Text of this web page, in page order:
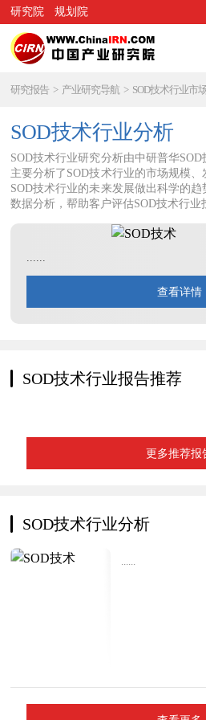
研究院 规划院
研究报告 > 产业研究导航 > SOD技术行业市
SOD技术行业分析
SOD技术行业研究分析由中研普华
主要分析了SOD技术行业的市场规模
SOD技术行业的未来发展做出科学的
数据分析，帮助客户评估SOD技术行业
......
查看详情
SOD技术行业报告推荐
更多推荐报
SOD技术行业分析
......